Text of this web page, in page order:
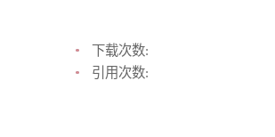
下载次数:
引用次数: